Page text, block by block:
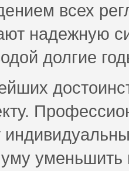
всех
надежную
долгие